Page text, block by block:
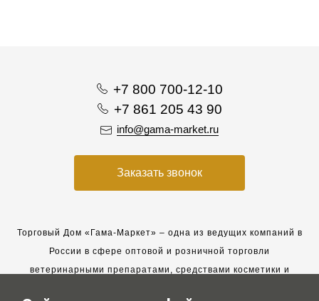
+7 800 700-12-10
+7 861 205 43 90
info@gama-market.ru
Заказать звонок
Торговый Дом «Гама-Маркет» – одна из ведущих компаний в
России в сфере оптовой и розничной торговли
ветеринарными препаратами, средствами косметики и